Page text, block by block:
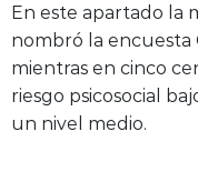
En este apartado la
nombró la encuesta
mientras en cinco
riesgo psicosocial
un nivel medio.